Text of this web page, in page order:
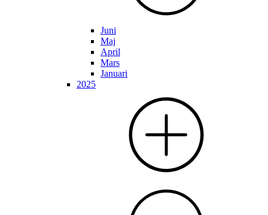
Juni
Maj
April
Mars
Januari
2025